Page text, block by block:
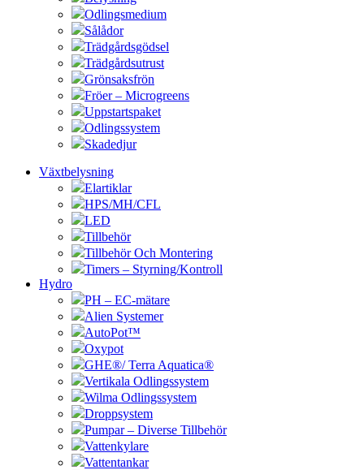
Odlingsmedium
Sålådor
Trädgårdsgödsel
Trädgårdsutrust
Grönsaksfrön
Fröer – Microgreens
Uppstartspaket
Odlingssystem
Skadedjur
Växtbelysning
Elartiklar
HPS/MH/CFL
LED
Tillbehör
Tillbehör Och Montering
Timers – Styrning/Kontroll
Hydro
PH – EC-mätare
Alien Systemer
AutoPot™
Oxypot
GHE®/ Terra Aquatica®
Vertikala Odlingssystem
Wilma Odlingssystem
Droppsystem
Pumpar – Diverse Tillbehör
Vattenkylare
Vattentankar